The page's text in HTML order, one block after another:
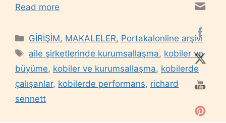
Read more
Categories
GİRİŞİM, MAKALELER, Portakalonline arşivi
Tags
aile şirketlerinde kurumsallaşma, kobiler ve
büyüme, kobiler ve kurumsallaşma, kobilerde
çalışanlar, kobilerde performans, richard
sennett